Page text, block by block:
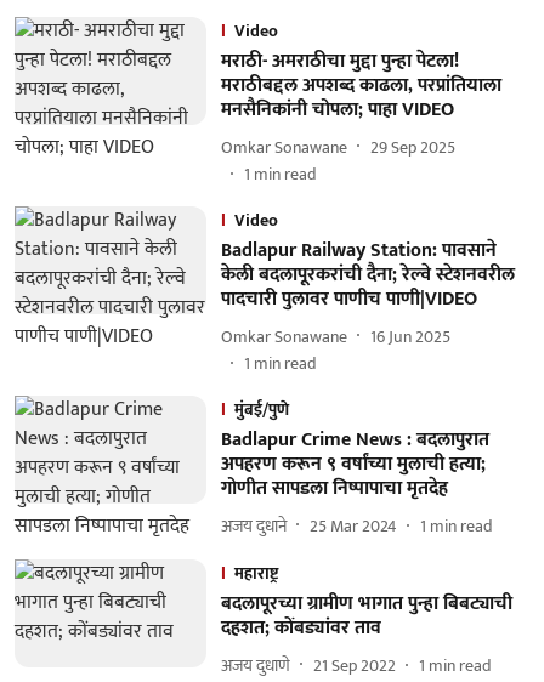
Video
मराठी- अमराठीचा मुद्दा पुन्हा पेटला!
मराठीबद्दल अपशब्द काढला, परप्रांतियाला
मनसैनिकांनी चोपला; पाहा VIDEO
Omkar Sonawane
29 Sep 2025
1 min read
Video
Badlapur Railway Station: पावसाने
केली बदलापूरकरांची दैना; रेल्वे स्टेशनवरील
पादचारी पुलावर पाणीच पाणी|VIDEO
Omkar Sonawane
16 Jun 2025
1 min read
मुंबई/पुणे
Badlapur Crime News : बदलापुरात
अपहरण करून ९ वर्षांच्या मुलाची हत्या;
गोणीत सापडला निष्पापाचा मृतदेह
अजय दुधाने 25 Mar 2024 1 min read
महाराष्ट्र
बदलापूरच्या ग्रामीण भागात पुन्हा बिबट्याची
दहशत; कोंबड्यांवर ताव
अजय दुधाणे 21 Sep 2022 1 min read